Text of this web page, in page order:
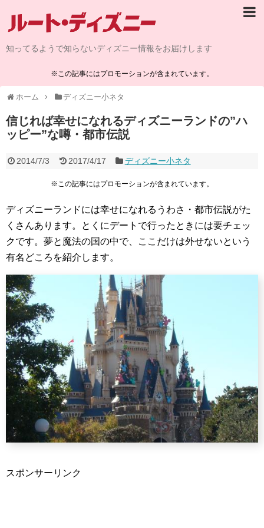
知ってるようで知らないディズニー情報をお届けします
※この記事にはプロモーションが含まれています。
ホーム ディズニー小ネタ
信じれば幸せになれるディズニーランドの”ハ
ッピー”な噂・都市伝説
2014/7/3 2017/4/17 ディズニー小ネタ
※この記事にはプロモーションが含まれています。
ディズニーランドには幸せになれるうわさ・都市伝説がた
くさんあります。とくにデートで行ったときには要チェッ
クです。夢と魔法の国の中で、ここだけは外せないという
有名どころを紹介します。
スポンサーリンク